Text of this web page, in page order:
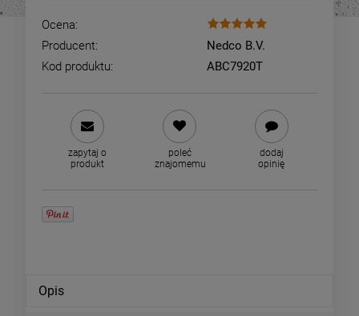
Ocena:
Producent:
Nedco B.V.
Kod produktu:
ABC7920T
zapytaj o
produkt
poleć
znajomemu
dodaj
opinię
Opis